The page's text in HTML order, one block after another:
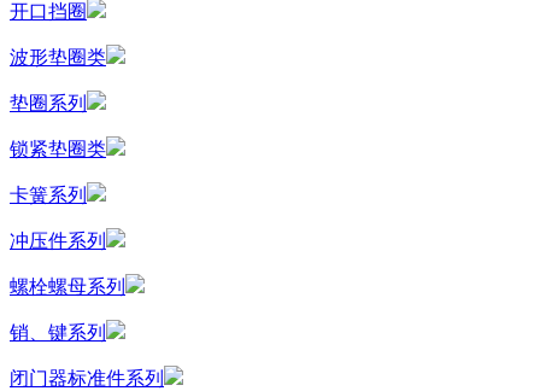
开口挡圈
波形垫圈类
垫圈系列
锁紧垫圈类
卡簧系列
冲压件系列
螺栓螺母系列
销、键系列
闭门器标准件系列